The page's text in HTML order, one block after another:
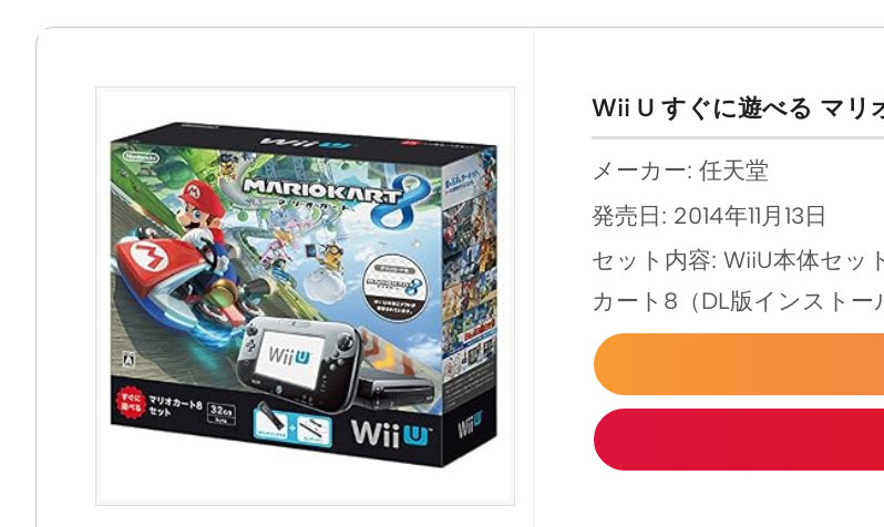
Wii U すぐに遊べる マリ
メーカー: 任天堂
発売日: 2014年11月13日
セット内容: WiiU本体セッ
カート8（DL版インストー